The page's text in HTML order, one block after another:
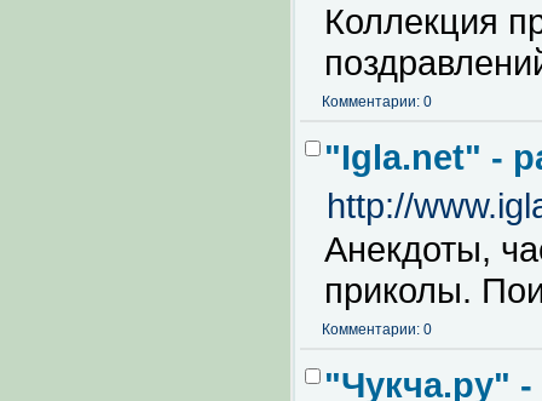
Коллекция
Комментарии: 0
"Igla.net" -
http://
Анекдоты,
приколы.
Комментарии: 0
"Чукча.ру"